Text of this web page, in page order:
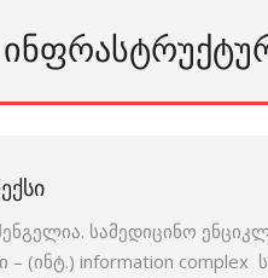
სამედიცინო
(ინტ.) information